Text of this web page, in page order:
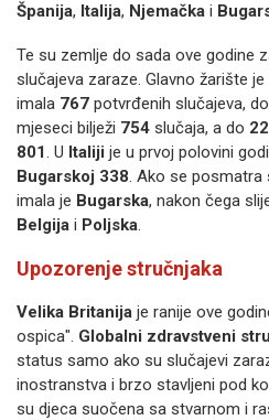
Španija, Italija, Njemačka i
Te su zemlje do sada ove godine
slučajeva zaraze. Glavno žarište je
imala 767 potvrđenih slučajeva,
mjeseci bilježi 754 slučaja, a do
801. U Italiji je u prvoj polovini
Bugarskoj 338. Ako se posmatra
imala je Bugarska, nakon čega
Belgija i Poljska.
Upozorenje stručnjaka
Velika Britanija je ranije ove
ospica". Globalni zdravstveni
status samo ako su slučajevi
inostranstva i brzo stavljeni pod
su djeca suočena sa stvarnom i